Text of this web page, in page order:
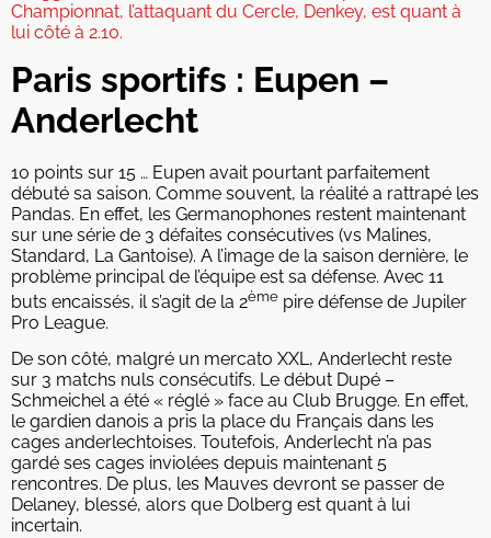
Championnat, l’attaquant du Cercle, Denkey, est quant à
lui côté à 2.10.
Paris sportifs : Eupen –
Anderlecht
10 points sur 15 … Eupen avait pourtant parfaitement
débuté sa saison. Comme souvent, la réalité a rattrapé les
Pandas. En effet, les Germanophones restent maintenant
sur une série de 3 défaites consécutives (vs Malines,
Standard, La Gantoise). A l’image de la saison dernière, le
problème principal de l’équipe est sa défense. Avec 11
buts encaissés, il s’agit de la 2ème pire défense de Jupiler
Pro League.
De son côté, malgré un mercato XXL, Anderlecht reste
sur 3 matchs nuls consécutifs. Le début Dupé –
Schmeichel a été « réglé » face au Club Brugge. En effet,
le gardien danois a pris la place du Français dans les
cages anderlechtoises. Toutefois, Anderlecht n’a pas
gardé ses cages inviolées depuis maintenant 5
rencontres. De plus, les Mauves devront se passer de
Delaney, blessé, alors que Dolberg est quant à lui
incertain.